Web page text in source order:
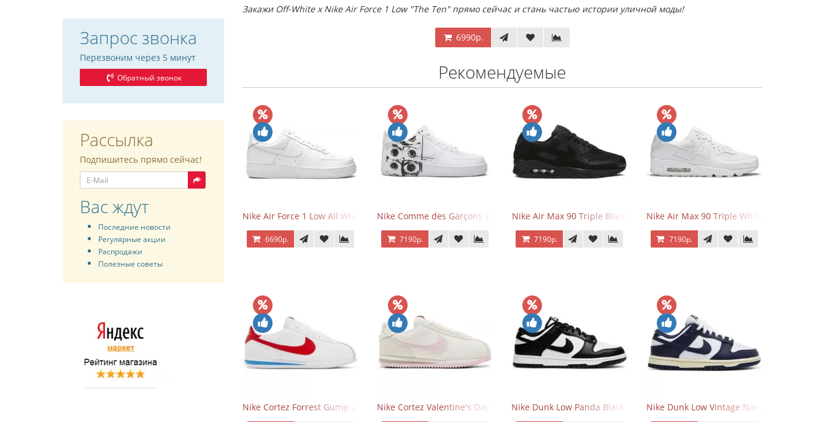
Запрос звонка
Перезвоним через 5 минут
Обратный звонок
Рассылка
Подпишитесь прямо сейчас!
Вас ждут
Последние новости
Регулярные акции
Распродажи
Полезные советы
Закажи Off-White x Nike Air Force 1 Low "The Ten" прямо сейчас и стань частью истории уличной моды!
6990р.
Рекомендуемые
Nike Air Force 1 Low All White
6690р.
Nike Comme des Garçons x Supreme x Air Force 1 Low Eyes
7190р.
Nike Air Max 90 Triple Black
7190р.
Nike Air Max 90 Triple White
7190р.
Nike Cortez Forrest Gump 2024 Nike Cortez Valentine's Day 2025 Nike Dunk Low Panda Black WhiteNike Dunk Low Vintage Navy